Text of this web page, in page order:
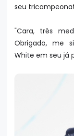
seu
"Cara, três
Obrigado, me
White em seu já